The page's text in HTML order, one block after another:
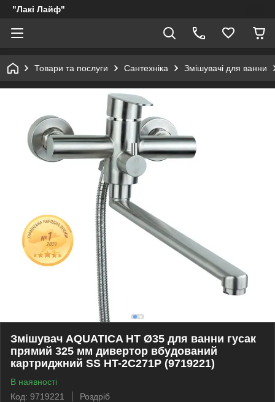
"Лакі Лайф"
Товари та послуги Сантехніка Змішувачі для ванни
Змішувач AQUATICA HT Ø35 для ванни гусак
прямий 325 мм дивертор вбудований
картриджний SS HT-2C271P (9719221)
В наявності
Код: 9719221
Роздріб